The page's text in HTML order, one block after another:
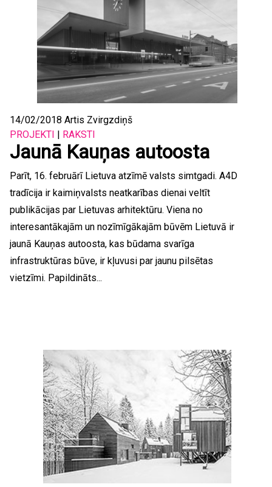
14/02/2018 Artis Zvirgzdiņš
PROJEKTI | RAKSTI
Jaunā Kauņas autoosta
Parīt, 16. februārī Lietuva atzīmē valsts simtgadi. A4D
tradīcija ir kaimiņvalsts neatkarības dienai veltīt
publikācijas par Lietuvas arhitektūru. Viena no
interesantākajām un nozīmīgākajām būvēm Lietuvā ir
jaunā Kauņas autoosta, kas būdama svarīga
infrastruktūras būve, ir kļuvusi par jaunu pilsētas
vietzīmi. Papildināts...